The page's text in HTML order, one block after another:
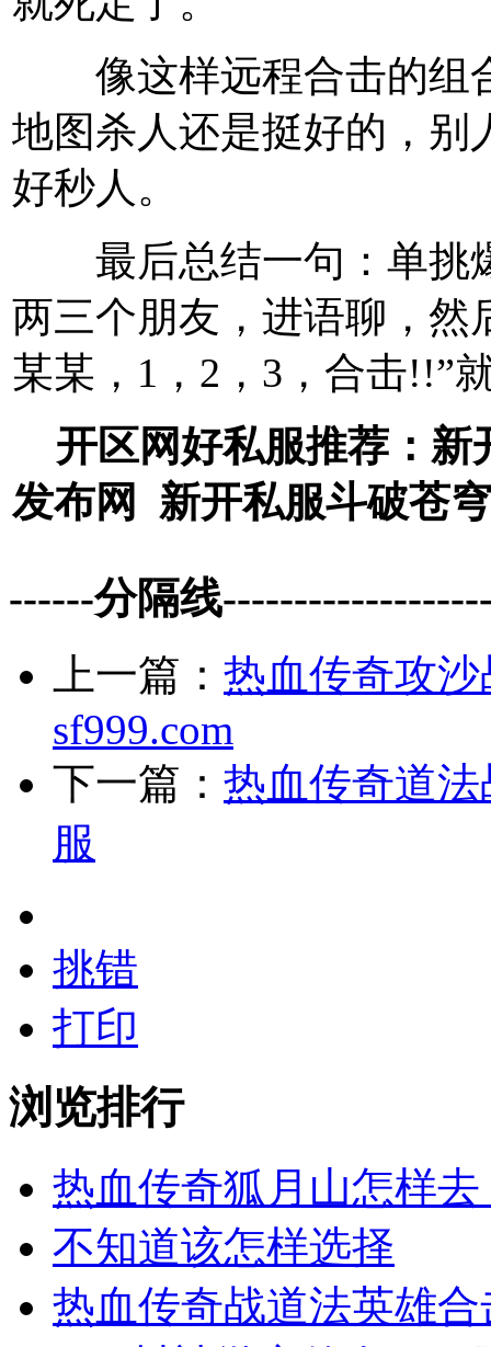
像这样远程合击的组
地图杀人还是挺好的，别
好秒人。
最后总结一句：单挑
两三个朋友，进语聊，然
某某，1，2，3，合击!!”
开区网好私服推荐： 新
发布网
新开私服斗破苍穹
------分隔线
上一篇： 热血传奇攻
sf999.com
下一篇： 热血传奇道
服
挑错
打印
浏览排行
热血传奇狐月山怎样
不知道该怎样选择
热血传奇战道法英雄